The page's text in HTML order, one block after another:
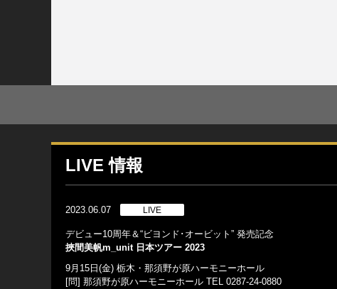
LIVE 情報
2023.06.07 LIVE
デビュー10周年＆“ビヨンド･オービット” 発売記念
挾間美帆m_unit 日本ツアー 2023
9月15日(金) 栃木・那須野が原ハーモニーホール
[問] 那須野が原ハーモニーホール TEL 0287-24-0880